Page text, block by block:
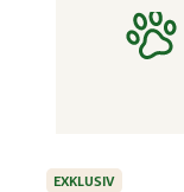
EXKLUSIV